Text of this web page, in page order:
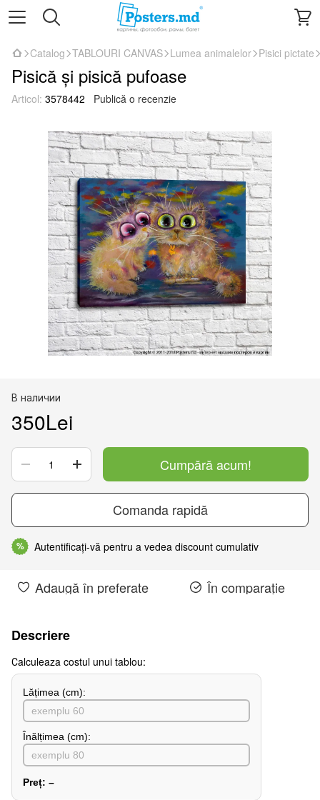
Catalog TABLOURI CANVAS Lumea animalelor Pisici pictate
Pisică și pisică pufoase
Articol: 3578442 Publică o recenzie
В наличии
350Lei
Cumpără acum!
Comanda rapidă
% Autentificați-vă pentru a vedea discount cumulativ
Adaugă în preferate În comparație
Descriere
Сalculeaza costul unui tablou:
Lățimea (сm):
Înălțimea (cm):
Preț: –